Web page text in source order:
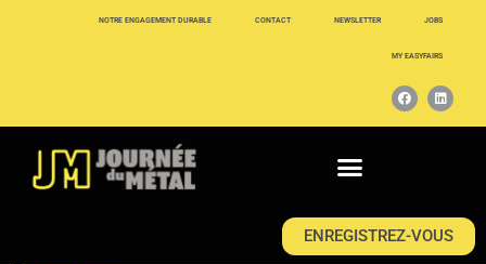
NOTRE ENGAGEMENT DURABLE CONTACT NEWSLETTER JOBS
MY EASYFAIRS
ENREGISTREZ-VOUS